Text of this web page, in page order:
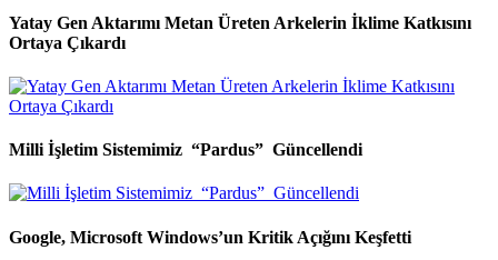
Yatay Gen Aktarımı Metan Üreten Arkelerin İklime Katkısını
Ortaya Çıkardı
Milli İşletim Sistemimiz “Pardus” Güncellendi
Google, Microsoft Windows’un Kritik Açığını Keşfetti